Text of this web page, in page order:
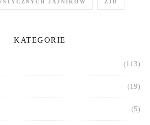
JAJNIKÓW ZJD
KATEGORIE
(113)
(19)
(5)